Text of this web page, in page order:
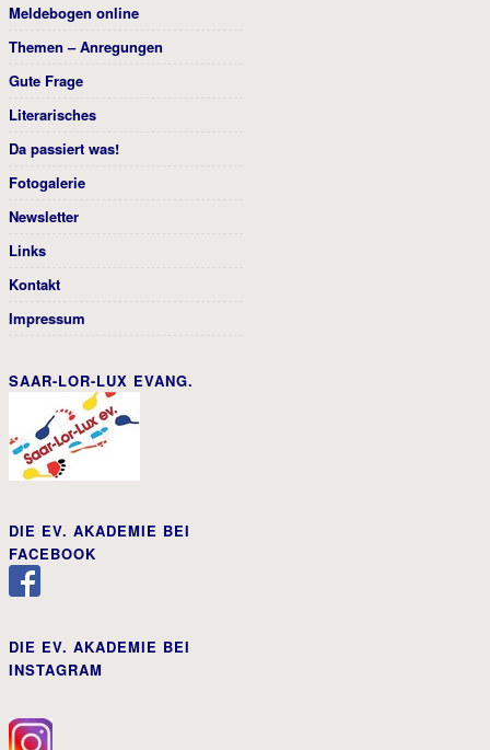
Meldebogen online
Themen – Anregungen
Gute Frage
Literarisches
Da passiert was!
Fotogalerie
Newsletter
Links
Kontakt
Impressum
SAAR-LOR-LUX EVANG.
DIE EV. AKADEMIE BEI
FACEBOOK
DIE EV. AKADEMIE BEI
INSTAGRAM